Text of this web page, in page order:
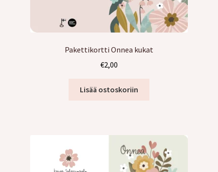
Pakettikortti Onnea kukat
€2,00
Lisää ostoskoriin